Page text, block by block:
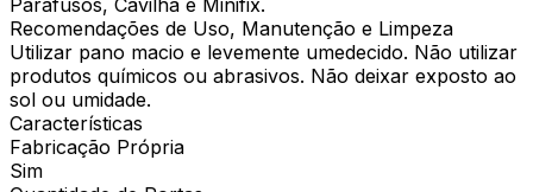
Recomendações de Uso, Manutenção e Limpeza
Utilizar pano macio e levemente umedecido. Não utilizar
produtos químicos ou abrasivos. Não deixar exposto ao
sol ou umidade.
Características
Fabricação Própria
Sim